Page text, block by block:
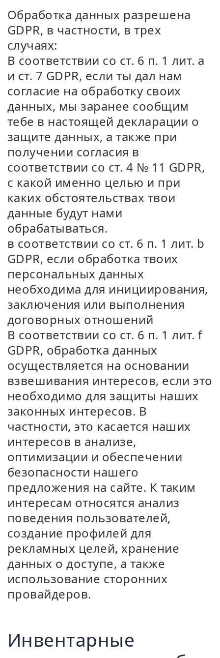
Обработка данных разрешена
GDPR, в частности, в трех
случаях:
В соответствии со ст. 6 п. 1 лит. a
и ст. 7 GDPR, если ты дал нам
согласие на обработку своих
данных, мы заранее сообщим
тебе в настоящей декларации о
защите данных, а также при
получении согласия в
соответствии со ст. 4 № 11 GDPR,
с какой именно целью и при
каких обстоятельствах твои
данные будут нами
обрабатываться.
в соответствии со ст. 6 п. 1 лит. b
GDPR, если обработка твоих
персональных данных
необходима для инициирования,
заключения или выполнения
договорных отношений
В соответствии со ст. 6 п. 1 лит. f
GDPR, обработка данных
осуществляется на основании
взвешивания интересов, если это
необходимо для защиты наших
законных интересов. В
частности, это касается наших
интересов в анализе,
оптимизации и обеспечении
безопасности нашего
предложения на сайте. К таким
интересам относятся анализ
поведения пользователей,
создание профилей для
рекламных целей, хранение
данных о доступе, а также
использование сторонних
провайдеров.
Инвентарные